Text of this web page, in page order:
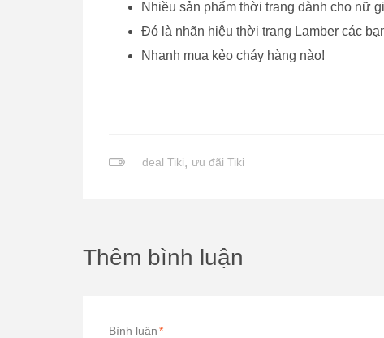
Nhiều sản phẩm thời trang dành cho nữ
Đó là nhãn hiệu thời trang Lamber các
Nhanh mua kẻo cháy hàng nào!
deal Tiki, ưu đãi Tiki
Thêm bình luận
Bình luận*